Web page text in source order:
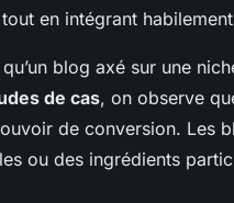
en intégrant
blog axé sur une
de cas, on observe
de conversion. Les
ou des ingrédients